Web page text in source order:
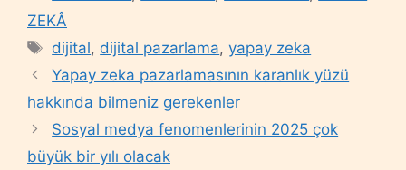
ZEKÂ
Tags
dijital, dijital pazarlama,yapay zeka
Yapay zeka pazarlamasının karanlık yüzü
hakkında bilmeniz gerekenler
Sosyal medya fenomenlerinin 2025 çok
büyük bir yılı olacak